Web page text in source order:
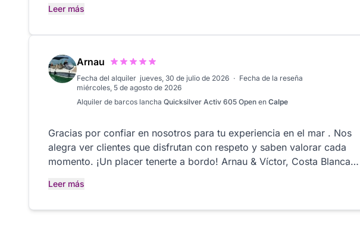
Leer más
Arnau
Fecha del alquiler jueves, 30 de julio de 2026 · Fecha de la reseña
miércoles, 5 de agosto de 2026
Alquiler de barcos lancha Quicksilver Activ 605 Open en Calpe
Gracias por confiar en nosotros para tu experiencia en el mar . Nos
alegra ver clientes que disfrutan con respeto y saben valorar cada
momento. ¡Un placer tenerte a bordo! Arnau & Víctor, Costa Blanca
Leer más